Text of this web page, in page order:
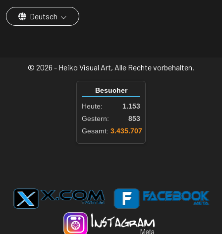
Deutsch
© 2026 - Heiko Visual Art, Alle Rechte vorbehalten.
Besucher
Heute:
1.153
Gestern:
853
Gesamt: 3.435.707